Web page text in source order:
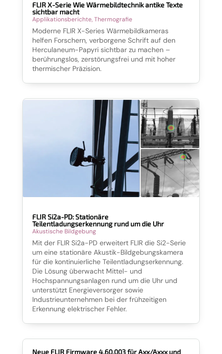
FLIR X-Serie Wie Wärmebildtechnik antike Texte
sichtbar macht
Applikationsberichte,Thermografie
Moderne FLIR X-Series Wärmebildkameras
helfen Forschern, verborgene Schrift auf den
Herculaneum-Papyri sichtbar zu machen –
berührungslos, zerstörungsfrei und mit hoher
thermischer Präzision.
FLIR Si2a-PD: Stationäre
Teilentladungserkennung rund um die Uhr
Akustische Bildgebung
Mit der FLIR Si2a-PD erweitert FLIR die Si2-Serie
um eine stationäre Akustik-Bildgebungskamera
für die kontinuierliche Teilentladungserkennung.
Die Lösung überwacht Mittel- und
Hochspannungsanlagen rund um die Uhr und
unterstützt Energieversorger sowie
Industrieunternehmen bei der frühzeitigen
Erkennung elektrischer Fehler.
Neue FLIR Firmware 4.60.003 für Axx/Axxx und